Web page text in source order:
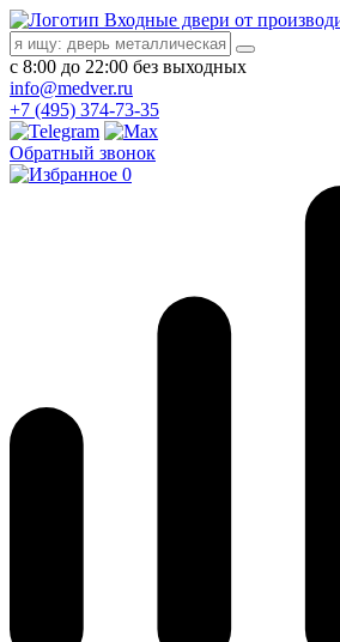
Входные двери от
с 8:00 до 22:00 без выходных
info@medver.ru
+7 (495) 374-73-35
Обратный звонок
0